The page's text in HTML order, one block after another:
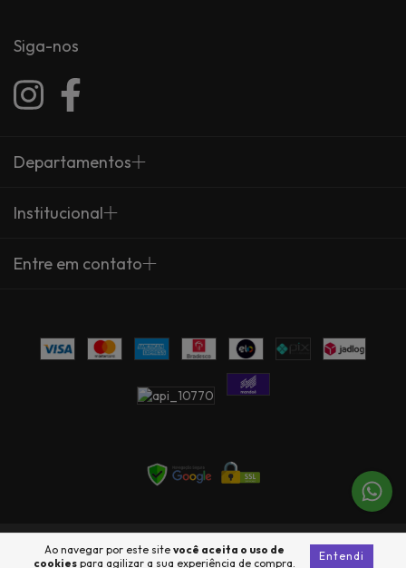
Ao navegar por este site você aceita o uso de
cookies para agilizar a sua experiência de compra.
Entendi
Siga-nos
Departamentos
Institucional
Entre em contato
Copyright Arte Própria - 23735360000137 - 2026. Todos os direitos
reservados.